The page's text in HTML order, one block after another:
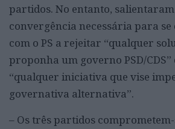
partidos. No entanto,
convergência necessária para
com o PS a rejeitar “qualquer
proponha um governo PSD/
“qualquer iniciativa que vise
governativa alternativa”.
– Os três partidos